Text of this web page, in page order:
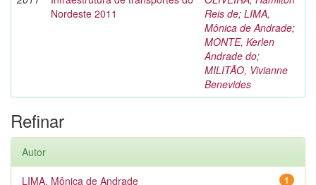
Nordeste 2011
Reis de; LIMA,
Mônica de Andrade;
MONTE, Kerlen
Andrade do;
MILITÃO, Vivianne
Benevides
Refinar
Autor
1
LIMA, Mônica de Andrade